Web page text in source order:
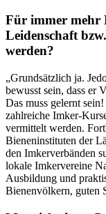
Für immer mehr
Leidenschaft
werden?
„Grundsätzlich ja.
bewusst sein, dass er
Das muss gelernt
zahlreiche Imker-
vermittelt werden.
Bieneninstituten der
den Imkerverbänden
lokale Imkervereine
Ausbildung und
Bienenvölkern, guten